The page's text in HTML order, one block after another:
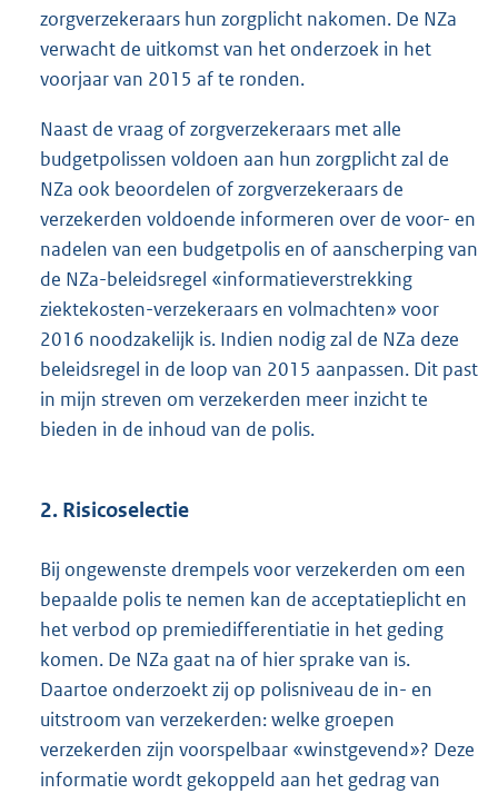
zorgverzekeraars hun zorgplicht nakomen. De NZa
verwacht de uitkomst van het onderzoek in het
voorjaar van 2015 af te ronden.
Naast de vraag of zorgverzekeraars met alle
budgetpolissen voldoen aan hun zorgplicht zal de
NZa ook beoordelen of zorgverzekeraars de
verzekerden voldoende informeren over de voor- en
nadelen van een budgetpolis en of aanscherping van
de NZa-beleidsregel «informatieverstrekking
ziektekosten-verzekeraars en volmachten» voor
2016 noodzakelijk is. Indien nodig zal de NZa deze
beleidsregel in de loop van 2015 aanpassen. Dit past
in mijn streven om verzekerden meer inzicht te
bieden in de inhoud van de polis.
2. Risicoselectie
Bij ongewenste drempels voor verzekerden om een
bepaalde polis te nemen kan de acceptatieplicht en
het verbod op premiedifferentiatie in het geding
komen. De NZa gaat na of hier sprake van is.
Daartoe onderzoekt zij op polisniveau de in- en
uitstroom van verzekerden: welke groepen
verzekerden zijn voorspelbaar «winstgevend»? Deze
informatie wordt gekoppeld aan het gedrag van